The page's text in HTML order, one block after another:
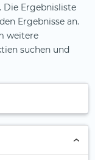
Die Ergebnisliste
Ergebnisse an.
weitere
suchen und